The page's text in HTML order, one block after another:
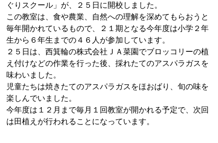
ぐりスクール」が、２５日に開校しました。
この教室は、食や農業、自然への理解を深めてもらおうと
毎年開かれているもので、２１期となる今年度は小学２年
生から６年生までの４６人が参加しています。
２５日は、西箕輪の株式会社ＪＡ菜園でブロッコリーの植
え付けなどの作業を行った後、採れたてのアスパラガスを
味わいました。
児童たちは焼きたてのアスパラガスをほおばり、旬の味を
楽しんでいました。
今年度は１２月まで毎月１回教室が開かれる予定で、次回
は田植えが行われることになっています。